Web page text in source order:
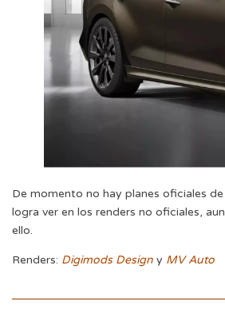
De momento no hay planes oficiales
logra ver en los renders no oficiales,
ello.
Renders: Digimods Design y MV Auto